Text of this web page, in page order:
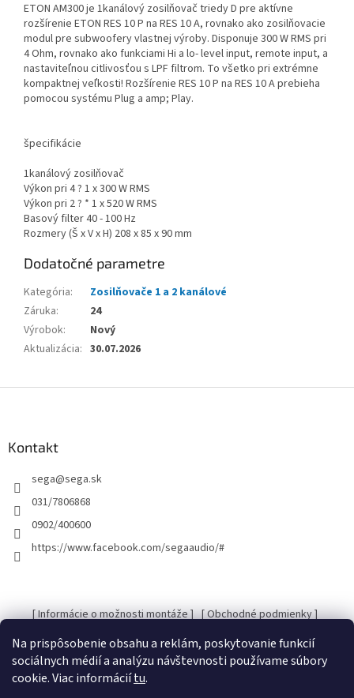
Na prispôsobenie obsahu a reklám, poskytovanie funkcií
sociálnych médií a analýzu návštevnosti používame súbory
cookie. Viac informáciítu.
ETON AM300 je 1kanálový zosilňovač triedy D pre aktívne
rozšírenie ETON RES 10 P na RES 10 A, rovnako ako zosilňovacie
modul pre subwoofery vlastnej výroby. Disponuje 300 W RMS pri
4 Ohm, rovnako ako funkciami Hi a lo- level input, remote input, a
nastaviteľnou citlivosťou s LPF filtrom. To všetko pri extrémne
kompaktnej veľkosti! Rozšírenie RES 10 P na RES 10 A prebieha
pomocou systému Plug a amp; Play.
špecifikácie
1kanálový zosilňovač
Výkon pri 4 ? 1 x 300 W RMS
Výkon pri 2 ? * 1 x 520 W RMS
Basový filter 40 - 100 Hz
Rozmery (Š x V x H) 208 x 85 x 90 mm
Dodatočné parametre
Kategória:
Zosilňovače 1 a 2 kanálové
Záruka:
24
Výrobok:
Nový
Aktualizácia: 30.07.2026
Kontakt
sega@sega.sk
031/7806868
0902/400600
https://www.facebook.com/segaaudio/#
[ Informácie o možnosti montáže ] [ Obchodné podmienky ]